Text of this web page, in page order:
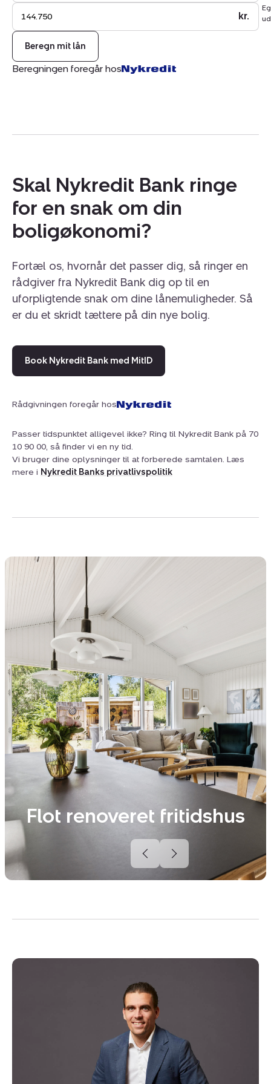
kr.
Beregn mit lån
Beregningen foregår hos
Skal Nykredit Bank ringe
for en snak om din
boligøkonomi?
Fortæl os, hvornår det passer dig, så ringer en
rådgiver fra Nykredit Bank dig op til en
uforpligtende snak om dine lånemuligheder. Så
er du et skridt tættere på din nye bolig.
Book Nykredit Bank med MitID
Rådgivningen foregår hos
Passer tidspunktet alligevel ikke? Ring til Nykredit Bank på 70
10 90 00, så finder vi en ny tid.
Vi bruger dine oplysninger til at forberede samtalen. Læs
mere i Nykredit Banks privatlivspolitik
Flot renoveret fritidshus